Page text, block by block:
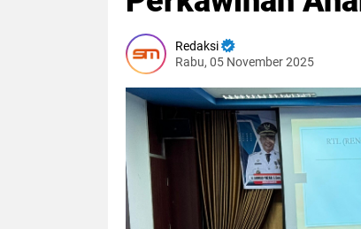
Redaksi
Rabu, 05 November 2025